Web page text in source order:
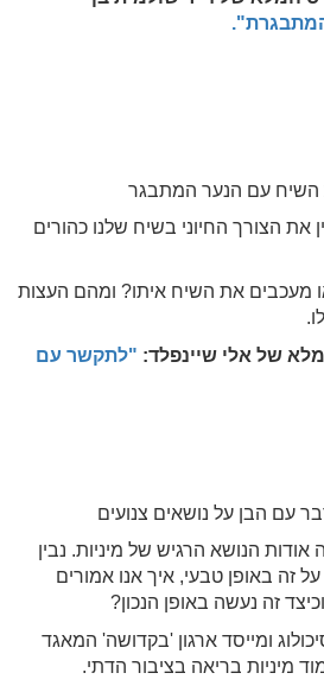
השיח עם הנער המתבגר
את הצורך החיוני בשיח שלנו כהורים
מעכבים את השיח איתו? ומהם העצות
של אלי שיינפלד: "לתקשר עם
עם הבן על נושאים צנועים
הנושא הרגיש של מיניות. נבין
זה באופן טבעי, איך אנו אמורים
זה נעשה באופן הנכון?
ומייסד ארגון 'בקדושה' המאגד
מיניות בריאה בציבור הדתי.